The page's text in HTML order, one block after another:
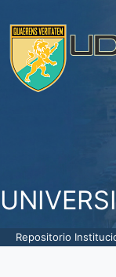
Repositorio